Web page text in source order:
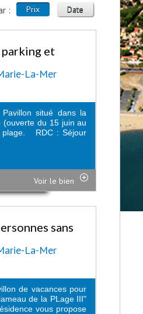
: Prix Date
et
La-Mer
situé dans la
(ouverte du 15 juin au
plage. RDC : Séjour
Voir le bien
sans
La-Mer
de vacances pour
de la PLage III"
vous propose